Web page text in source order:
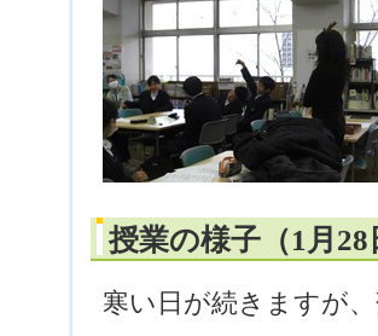
授業の様子（1月28
寒い日が続きますが